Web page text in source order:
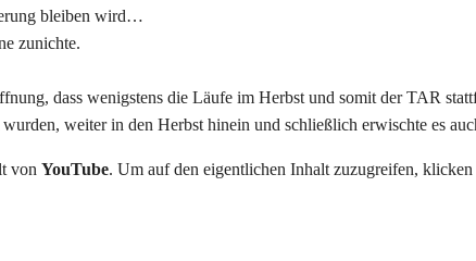
bleiben wird…
zunichte.
dass wenigstens die Läufe im Herbst und somit der TAR
weiter in den Herbst hinein und schließlich erwischte es
von YouTube. Um auf den eigentlichen Inhalt zuzugreifen,